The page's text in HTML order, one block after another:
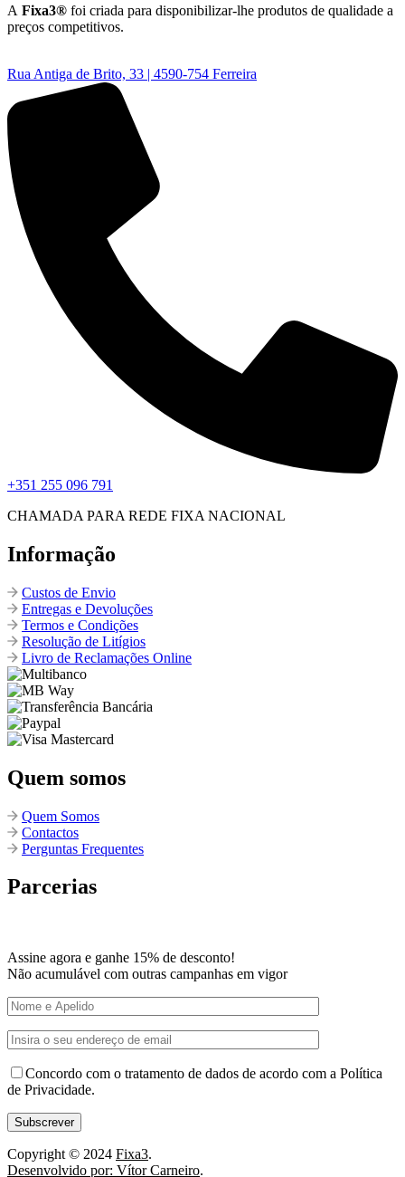
A Fixa3® foi criada para disponibilizar-lhe produtos de qualidade a
preços competitivos.
Rua Antiga de Brito, 33 | 4590-754 Ferreira
+351 255 096 791
CHAMADA PARA REDE FIXA NACIONAL
Informação
Custos de Envio
Entregas e Devoluções
Termos e Condições
Resolução de Litígios
Livro de Reclamações Online
Quem somos
Quem Somos
Contactos
Perguntas Frequentes
Parcerias
Assine agora e ganhe 15% de desconto!
Não acumulável com outras campanhas em vigor
Concordo com o tratamento de dados de acordo com a Política
de Privacidade.
Copyright © 2024 Fixa3.
Desenvolvido por: Vítor Carneiro.